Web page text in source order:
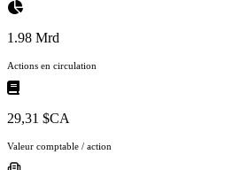
1.98 Mrd
Actions en circulation
29,31 $CA
Valeur comptable / action